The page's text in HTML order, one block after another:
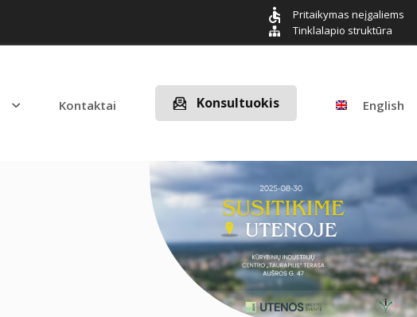
Pritaikymas neįgaliems
Tinklalapio struktūra
Kontaktai Konsultuokis English